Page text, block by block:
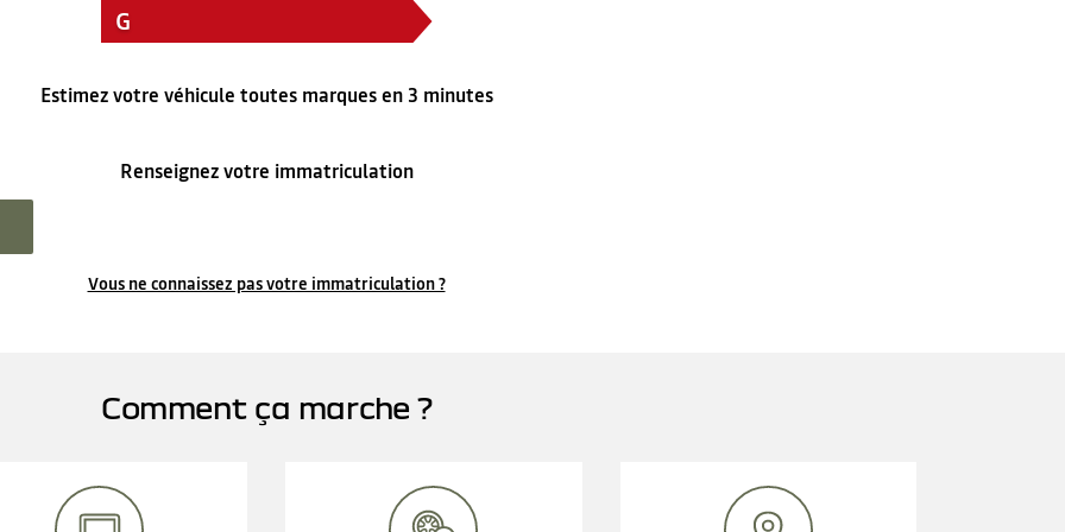
G
Estimez votre véhicule toutes marques en 3 minutes
Renseignez votre immatriculation
Vous ne connaissez pas votre immatriculation ?
Comment ça marche ?